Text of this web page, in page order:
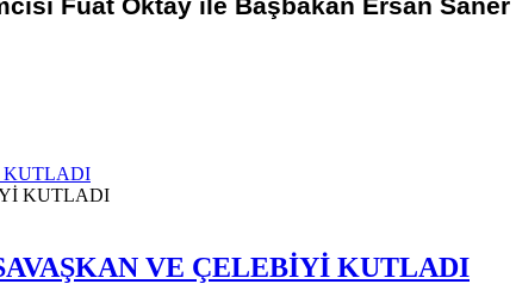
KUTLADI
VE ÇELEBİYİ KUTLADI